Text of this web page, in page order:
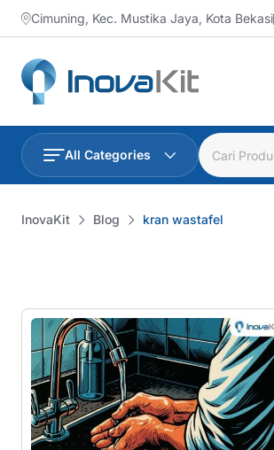
Skip
to
content
Cimuning, Kec. Mustika Jaya, Kota Bekasi
All Categories
InovaKit Blog kran wastafel